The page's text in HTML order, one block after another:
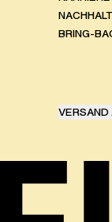
BRING-
VERSAND